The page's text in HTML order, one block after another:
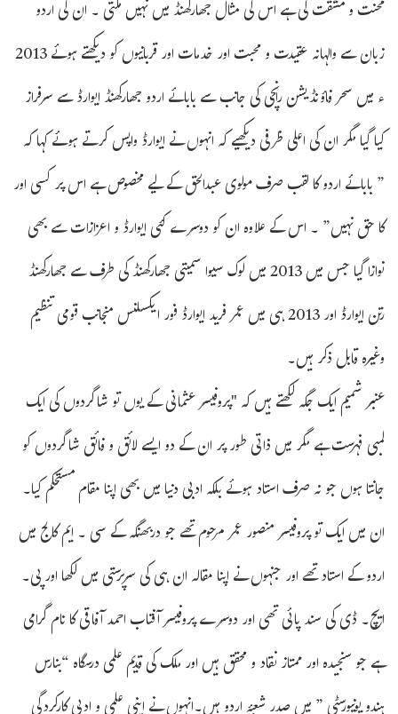
محنت و مشقت کی ہے اس کی مثال جھارکھنڈ میں نہیں ملتی ۔ ان کی اردو
زبان سے والہانہ عقیدت و محبت اور خدمات اور قربانیوں کو دیکھتے ہوئے 2013
ء میں سحر فاؤنڈیشن رانچی کی جانب سے بابائے اردو جھارکھنڈ ایوارڈ سے سرفراز
کیا گیا مگر ان کی اعلی ظرفی دیکھیے کہ انہوں نے ایوارڈ واپس کرتے ہوئے کہا کہ
” بابائے اردو کا لقب صرف مولوی عبدالحق کے لیے مخصوص ہے اس پر کسی اور
کا حق نہیں” ۔ اس کے علاوہ ان کو دوسرے کئی ایوارڈ و اعزازات سے بھی
نوازا گیا جس میں 2013 میں لوک سیوا سمیتی جھارکھنڈ کی طرف سے جھارکھنڈ
رتن ایوارڈ اور 2013 ہی میں عمر فرید ایوارڈ فور ایکسلنس منجانب قومی تنظیم
وغیرہ قابل ذکر ہیں۔
عنبر شمیم ایک جگہ لکھتے ہیں کہ "پروفیسر عثمانی کے یوں تو شاگردوں کی ایک
لمبی فہرست ہے مگر میں ذاتی طور پر ان کے دو ایسے لائق و فائق شاگردوں کو
جانتا ہوں جو نہ صرف استاد ہوئے بلکہ ادبی دنیا میں بھی اپنا مقام مستحکم کیا۔
ان میں ایک تو پروفیسر منصور عمر مرحوم تھے جو دربھنگہ کے سی ۔ ایم کالج میں
اردو کے استاد تھے اور جنہوں نے اپنا مقالہ ان ہی کی سرپرستی میں لکھا اور پی۔
ایچ۔ ڈی کی سند پائی تھی اور دوسرے پروفیسر آفتاب احمد آفاقی کا نام گرامی
ہے جو سنجیدہ اور ممتاز نقاد و محقق ہیں اور ملک کی قدیم علمی درسگاہ “بنارس